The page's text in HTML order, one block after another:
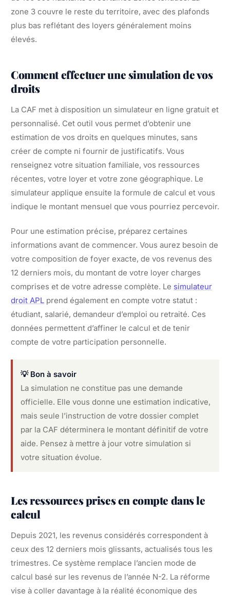
zone 3 couvre le reste du territoire, avec des plafonds
plus bas reflétant des loyers généralement moins
élevés.
Comment effectuer une simulation de vos
droits
La CAF met à disposition un simulateur en ligne gratuit et
personnalisé. Cet outil vous permet d’obtenir une
estimation de vos droits en quelques minutes, sans
créer de compte ni fournir de justificatifs. Vous
renseignez votre situation familiale, vos ressources
récentes, votre loyer et votre zone géographique. Le
simulateur applique ensuite la formule de calcul et vous
indique le montant mensuel que vous pourriez percevoir.
Pour une estimation précise, préparez certaines
informations avant de commencer. Vous aurez besoin de
votre composition de foyer exacte, de vos revenus des
12 derniers mois, du montant de votre loyer charges
comprises et de votre adresse complète. Le simulateur
droit APL prend également en compte votre statut :
étudiant, salarié, demandeur d’emploi ou retraité. Ces
données permettent d’affiner le calcul et de tenir
compte de votre participation personnelle.
💡 Bon à savoir
La simulation ne constitue pas une demande
officielle. Elle vous donne une estimation indicative,
mais seule l’instruction de votre dossier complet
par la CAF déterminera le montant définitif de votre
aide. Pensez à mettre à jour votre simulation si
votre situation évolue.
Les ressources prises en compte dans le
calcul
Depuis 2021, les revenus considérés correspondent à
ceux des 12 derniers mois glissants, actualisés tous les
trimestres. Ce système remplace l’ancien mode de
calcul basé sur les revenus de l’année N-2. La réforme
vise à coller davantage à la réalité économique des